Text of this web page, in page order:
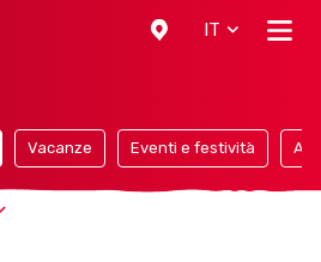
IT
Vacanze Eventi e festività